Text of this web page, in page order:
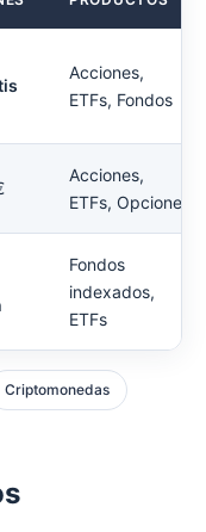
Acciones,
ETFs, Fondos
Acciones,
ETFs, Opciones
Fondos
indexados,
ETFs
Criptomonedas